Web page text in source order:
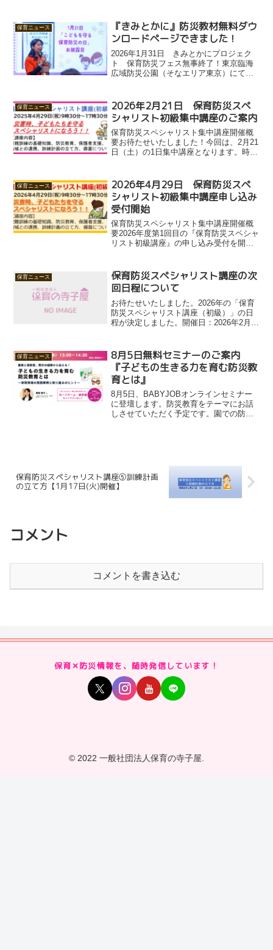
ちを守る力を育むための体験がたくさん
詰まった1日です。今回の...
保育ニュース
『きみとかに』防災教材無料ダウ
ンロードページできました！
2026年1月31日 きみとかにプロジェク
ト 保育防災フェス無事終了！東京臨海
広域防災公園（そなエリア東京）にて、
るため、クラウドファンディングにも挑
戦し、そのご支...
保育ニュース
2026年2月21日 保育防災スペ
シャリスト初級集中講座のご案内
保育防災スペシャリスト集中講座開催概
要お待たせいたしました！今回は、2月21
日（土）の1日集中講座となります。時間
講ですので、全国どなたでも受講可能で
す！※お申込...
保育ニュース
2026年4月29日 保育防災スペ
シャリスト初級集中講座申し込み
受付開始
保育防災スペシャリスト集中講座開催概
要2026年度第1回目の『保育防災スペシャ
リスト初級講座』の申し込み受付を開始
時30分（途中休憩及び昼食時間をはさみ
ます）...
保育ニュース
保育防災スペシャリスト講座の次
回日程について
お待たせいたしました。2026年の「保育
防災スペシャリスト講座（初級）」の日
程が決定しました。開催日：2026年2月
ャリストは、まもなく累計100名に到達
す...
保育ニュース
8月5日無料セミナーのご案内
『子どもの生きる力を育む防災教
育とは』
8月5日、BABYJOBオンラインセミナー
に登壇します。防災教育をテーマにお話
しさせていただく予定です。園での防災
保育防災スペシャリスト講座⑤訓練計画
の立て方【1月17日(火)開催】
コメント
コメントを書き込む
保育✕防災情報を、随時発信しています！
© 2022 一般社団法人保育の寺子屋.